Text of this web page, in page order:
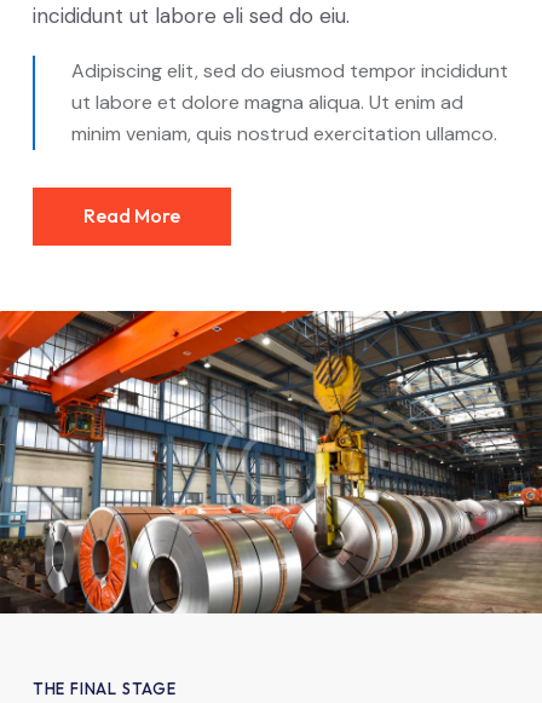
incididunt ut labore eli sed do eiu.
Adipiscing elit, sed do eiusmod tempor incididunt
ut labore et dolore magna aliqua. Ut enim ad
minim veniam, quis nostrud exercitation ullamco.
Read More
THE FINAL STAGE